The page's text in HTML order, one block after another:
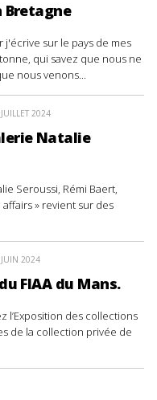
Bretagne
j'écrive sur le pays de mes
qui savez que nous ne
nous venons...
2024
Natalie
Seroussi, Rémi Baert,
affairs » revient sur des
2024
FIAA du Mans.
l’Exposition des collections
de la collection privée de